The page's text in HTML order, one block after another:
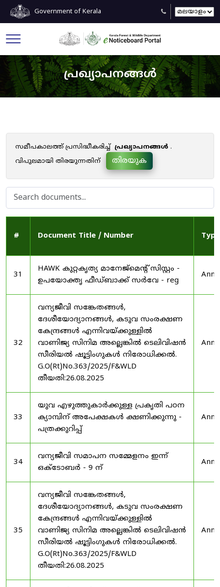
Government of Kerala
പ്രഖ്യാപനങ്ങൾ
സമീപകാലത്ത് പ്രസിദ്ധീകരിച്ച് പ്രഖ്യാപനങ്ങൾ .
വിപുലമായി തിരയുന്നതിന്
തിരയുക
# Document Title / Number Type
31
HAWK കുറ്റകൃത്യ മാനേജ്മെന്റ് സിസ്റ്റം -
ഉപയോക്തൃ ഫീഡ്‌ബാക്ക് സർവേ - reg
32
വന്യജീവി സങ്കേതങ്ങൾ,
ദേശീയോദ്യാനങ്ങൾ, കടുവ സംരക്ഷണ
കേന്ദ്രങ്ങൾ എന്നിവയ്ക്കുള്ളിൽ
വാണിജ്യ സിനിമ അല്ലെങ്കിൽ ടെലിവിഷൻ
സീരിയൽ ഷൂട്ടിംഗുകൾ നിരോധിക്കൽ.
G.O(Rt)No.363/2025/F&WLD
തീയതി:26.08.2025
33
യുവ എഴുത്തുകാർക്കുള്ള പ്രകൃതി പഠന
ക്യാമ്പിന് അപേക്ഷകൾ ക്ഷണിക്കുന്നു -
പത്രക്കുറിപ്പ്
34
വന്യജീവി സമാപന സമ്മേളനം ഇന്ന്
ഒക്ടോബർ - 9 ന്
35
വന്യജീവി സങ്കേതങ്ങൾ,
ദേശീയോദ്യാനങ്ങൾ, കടുവ സംരക്ഷണ
കേന്ദ്രങ്ങൾ എന്നിവയ്ക്കുള്ളിൽ
വാണിജ്യ സിനിമ അല്ലെങ്കിൽ ടെലിവിഷൻ
സീരിയൽ ഷൂട്ടിംഗുകൾ നിരോധിക്കൽ.
G.O(Rt)No.363/2025/F&WLD
തീയതി:26.08.2025